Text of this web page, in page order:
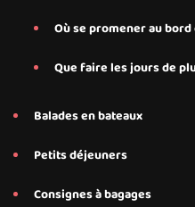
Où se promener au bord
Que faire les jours de
Balades en bateaux
Petits déjeuners
Consignes à bagages